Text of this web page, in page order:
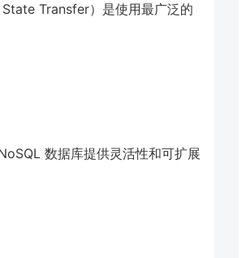
Transfer）是使用最广泛的
数据库提供灵活性和可扩展